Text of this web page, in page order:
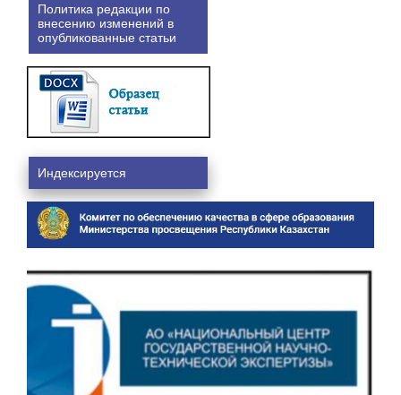
Политика редакции по
внесению изменений в
опубликованные статьи
Индексируется